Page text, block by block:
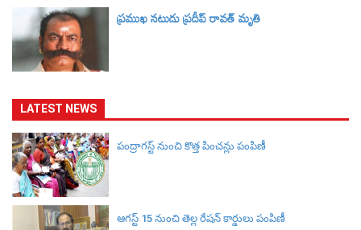
ప్రముఖ నటుడు ప్రదీప్ రావత్ మృతి
LATEST NEWS
పంద్రాగస్ట్ నుంచి కొత్త పించన్లు పంపిణీ
ఆగస్ట్ 15 నుంచి తెల్ల రేషన్ కార్డులు పంపిణీ